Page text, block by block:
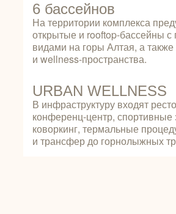
6 бассейнов
На территории комплекса
открытые и rooftop-бассейны
видами на горы Алтая, а также
и wellness-пространства.
URBAN WELLNESS
В инфраструктуру входят
конференц-центр, спортивные
коворкинг, термальные
и трансфер до горнолыжных